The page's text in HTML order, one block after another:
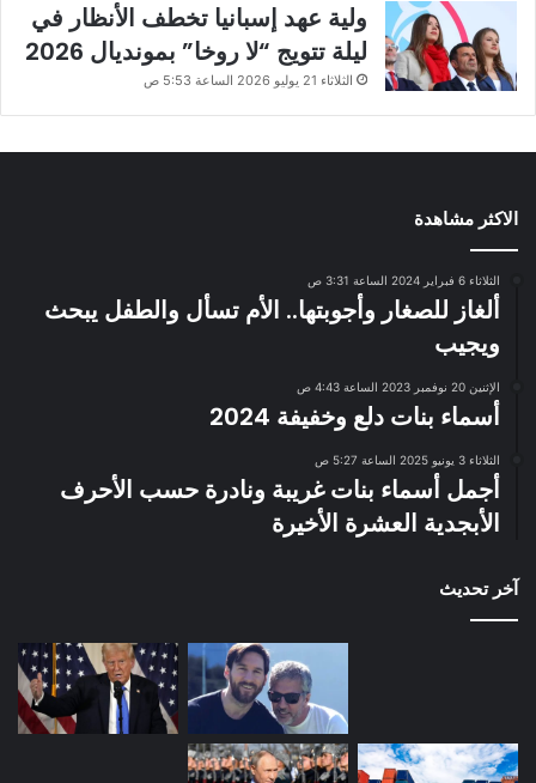
ولية عهد إسبانيا تخطف الأنظار في
ليلة تتويج “لا روخا” بمونديال 2026
الثلاثاء 21 يوليو 2026 الساعة 5:53 ص
الاكثر مشاهدة
الثلاثاء 6 فبراير 2024 الساعة 3:31 ص
ألغاز للصغار وأجوبتها.. الأم تسأل والطفل يبحث
ويجيب
الإثنين 20 نوفمبر 2023 الساعة 4:43 ص
أسماء بنات دلع وخفيفة 2024
الثلاثاء 3 يونيو 2025 الساعة 5:27 ص
أجمل أسماء بنات غريبة ونادرة حسب الأحرف
الأبجدية العشرة الأخيرة
آخر تحديث